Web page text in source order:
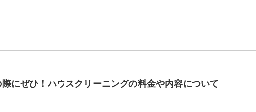
にぜひ！ハウスクリーニングの料金や内容について